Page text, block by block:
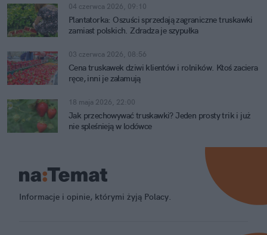
04 czerwca 2026, 09:10
Plantatorka: Oszuści sprzedają zagraniczne truskawki
zamiast polskich. Zdradza je szypułka
03 czerwca 2026, 08:56
Cena truskawek dziwi klientów i rolników. Ktoś zaciera
ręce, inni je załamują
18 maja 2026, 22:00
Jak przechowywać truskawki? Jeden prosty trik i już
nie spleśnieją w lodówce
Informacje i opinie, którymi żyją Polacy.